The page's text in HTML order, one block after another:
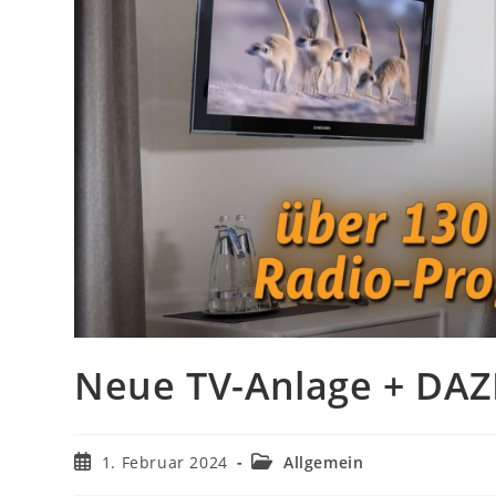
Neue TV-Anlage +
Beitrag1. Februar 2024
Beitrags-
Allgemein